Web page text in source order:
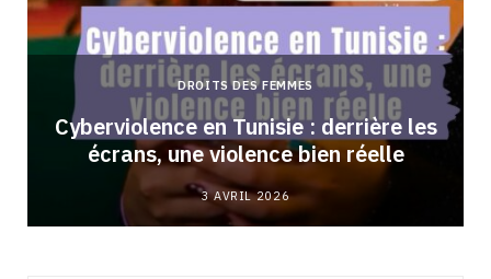
DROITS DES FEMMES
Cyberviolence en Tunisie : derrière les
écrans, une violence bien réelle
3 AVRIL 2026